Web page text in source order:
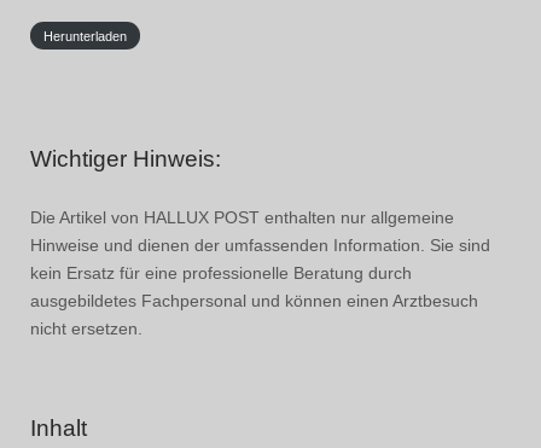
Herunterladen
Wichtiger Hinweis:
Die Artikel von HALLUX POST enthalten nur allgemeine
Hinweise und dienen der umfassenden Information. Sie sind
kein Ersatz für eine professionelle Beratung durch
ausgebildetes Fachpersonal und können einen Arztbesuch
nicht ersetzen.
Inhalt